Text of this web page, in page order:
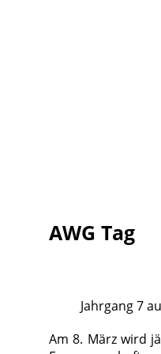
AWG Tag
Jahrgang 7
Am 8. März wird